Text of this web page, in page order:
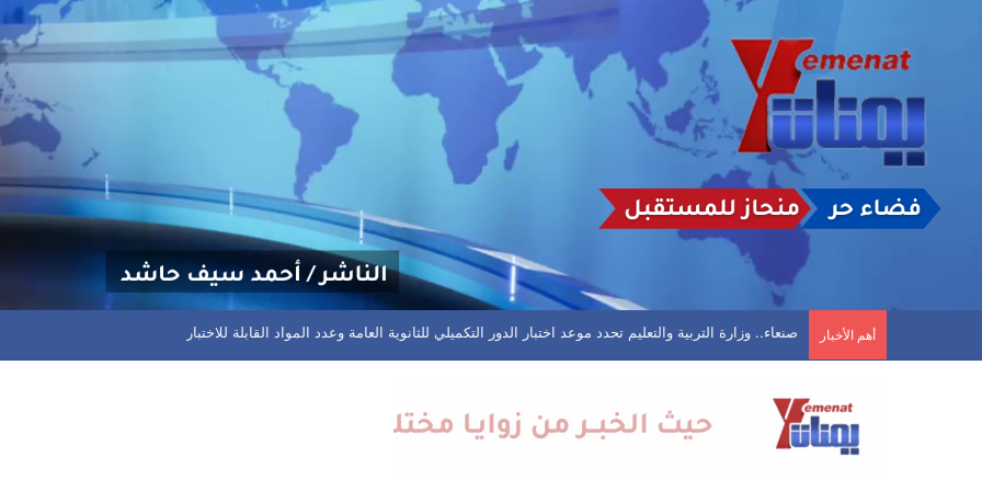
أهم الأخبار تأجيل مباراة في الحديدة بعد تعليق اتحاد كرة القدم مختلف المسابقات في المحافظة